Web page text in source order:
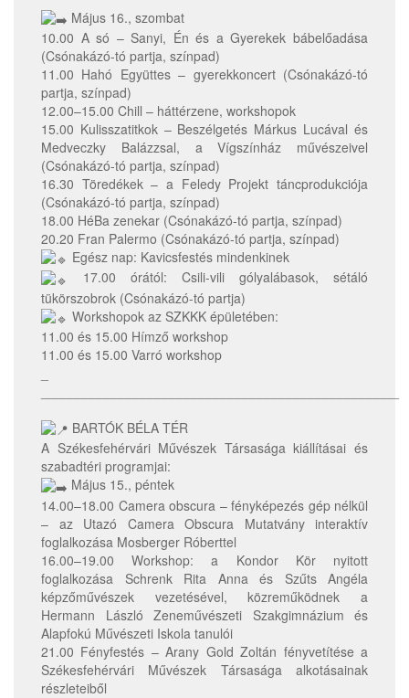
Május 16., szombat
10.00 A só – Sanyi, Én és a Gyerekek bábelőadása
(Csónakázó-tó partja, színpad)
11.00 Hahó Együttes – gyerekkoncert (Csónakázó-tó
partja, színpad)
12.00–15.00 Chill – háttérzene, workshopok
15.00 Kulisszatitkok – Beszélgetés Márkus Lucával és
Medveczky Balázzsal, a Vígszínház művészeivel
(Csónakázó-tó partja, színpad)
16.30 Töredékek – a Feledy Projekt táncprodukciója
(Csónakázó-tó partja, színpad)
18.00 HéBa zenekar (Csónakázó-tó partja, színpad)
20.20 Fran Palermo (Csónakázó-tó partja, színpad)
Egész nap: Kavicsfestés mindenkinek
17.00 órától: Csili-vili gólyalábasok, sétáló
tükörszobrok (Csónakázó-tó partja)
Workshopok az SZKKK épületében:
11.00 és 15.00 Hímző workshop
11.00 és 15.00 Varró workshop
BARTÓK BÉLA TÉR
A Székesfehérvári Művészek Társasága kiállításai és
szabadtéri programjai:
Május 15., péntek
14.00–18.00 Camera obscura – fényképezés gép nélkül
– az Utazó Camera Obscura Mutatvány interaktív
foglalkozása Mosberger Róberttel
16.00–19.00 Workshop: a Kondor Kör nyitott
foglalkozása Schrenk Rita Anna és Szűts Angéla
képzőművészek vezetésével, közreműködnek a
Hermann László Zeneművészeti Szakgimnázium és
Alapfokú Művészeti Iskola tanulói
21.00 Fényfestés – Arany Gold Zoltán fényvetítése a
Székesfehérvári Művészek Társasága alkotásainak
részleteiből